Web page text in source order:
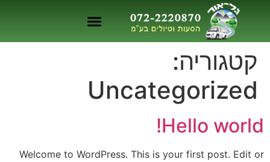
קטגוריה:
Uncategorized
Hello world!
Welcome to WordPress. This is your first post. Edit or